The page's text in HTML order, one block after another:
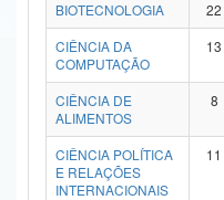
Advocacia-Geral da União
Banco Central do Brasil
BIOTECNOLOGIA
22
CIÊNCIA DA
COMPUTAÇÃO
13
CIÊNCIA DE
ALIMENTOS
8
CIÊNCIA POLÍTICA
E RELAÇÕES
INTERNACIONAIS
11